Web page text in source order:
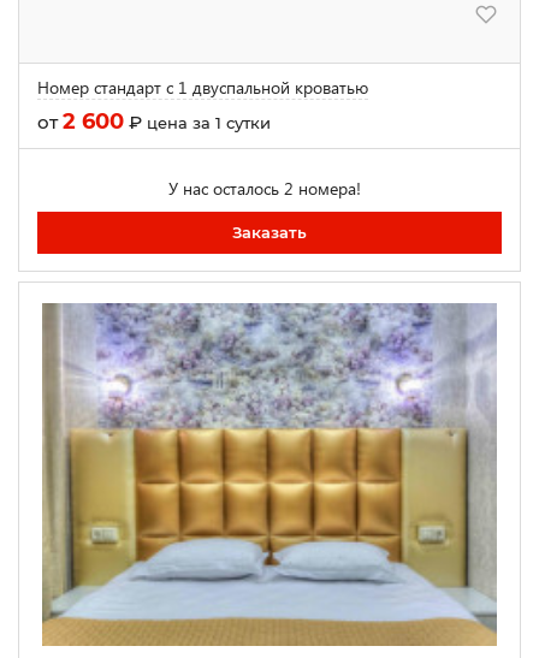
Номер стандарт с 1 двуспальной кроватью
от2 600 ₽ цена за 1 сутки
У нас осталось 2 номера!
Заказать